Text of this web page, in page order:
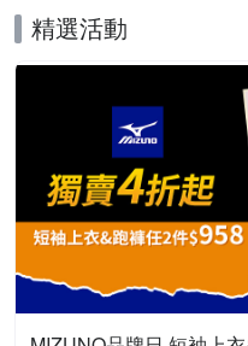
精選活動